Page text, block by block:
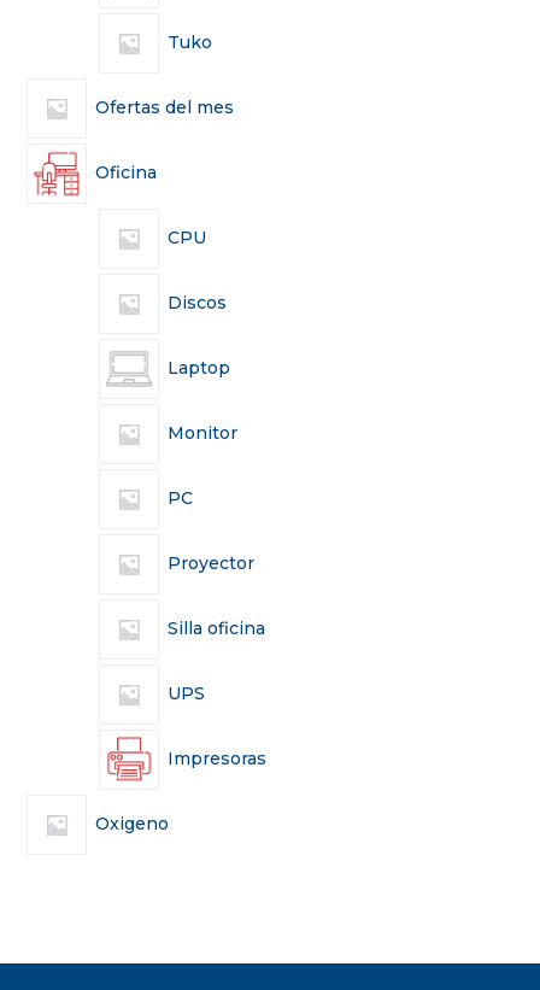
Tuko
Ofertas del mes
Oficina
CPU
Discos
Laptop
Monitor
PC
Proyector
Silla oficina
UPS
Impresoras
Oxigeno